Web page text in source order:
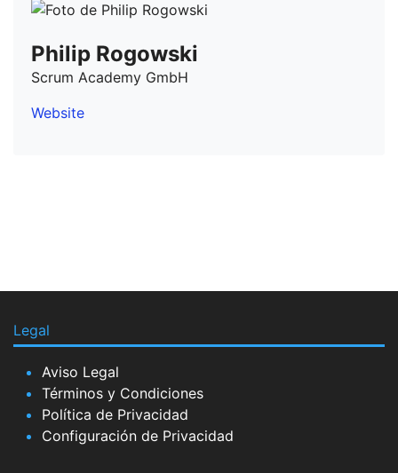
Philip Rogowski
Scrum Academy GmbH
Website
Legal
Aviso Legal
Términos y Condiciones
Política de Privacidad
Configuración de Privacidad